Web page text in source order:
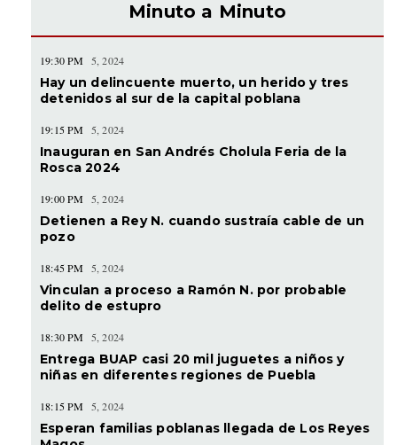
Minuto a Minuto
19:30 PM 5, 2024
Hay un delincuente muerto, un herido y tres
detenidos al sur de la capital poblana
19:15 PM 5, 2024
Inauguran en San Andrés Cholula Feria de la
Rosca 2024
19:00 PM 5, 2024
Detienen a Rey N. cuando sustraía cable de un
pozo
18:45 PM 5, 2024
Vinculan a proceso a Ramón N. por probable
delito de estupro
18:30 PM 5, 2024
Entrega BUAP casi 20 mil juguetes a niños y
niñas en diferentes regiones de Puebla
18:15 PM 5, 2024
Esperan familias poblanas llegada de Los Reyes